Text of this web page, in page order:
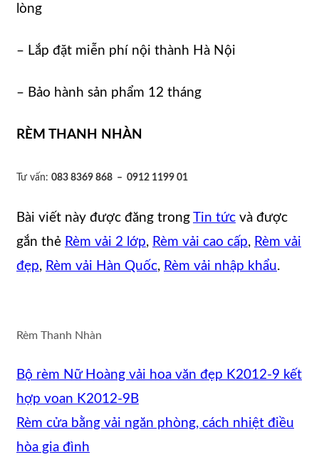
lòng
– Lắp đặt miễn phí nội thành Hà Nội
– Bảo hành sản phẩm 12 tháng
RÈM THANH NHÀN
Tư vấn: 083 8369 868 – 0912 1199 01
Bài viết này được đăng trong Tin tức và được
gắn thẻ Rèm vải 2 lớp, Rèm vải cao cấp, Rèm vải
đẹp, Rèm vải Hàn Quốc, Rèm vải nhập khẩu.
Rèm Thanh Nhàn
Bộ rèm Nữ Hoàng vải hoa văn đẹp K2012-9 kết
hợp voan K2012-9B
Rèm cửa bằng vải ngăn phòng, cách nhiệt điều
hòa gia đình